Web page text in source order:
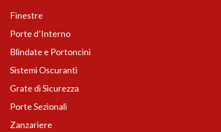
Finestre
Porte d’Interno
Blindate e Portoncini
Sistemi Oscuranti
Grate di Sicurezza
Porte Sezionali
Zanzariere